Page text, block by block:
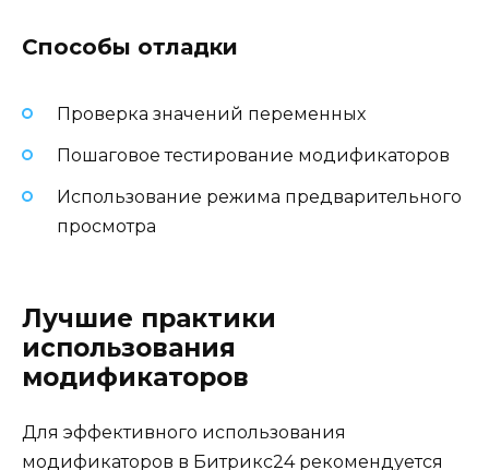
Способы отладки
Проверка значений переменных
Пошаговое тестирование модификаторов
Использование режима предварительного
просмотра
Лучшие практики
использования
модификаторов
Для эффективного использования
модификаторов в Битрикс24 рекомендуется